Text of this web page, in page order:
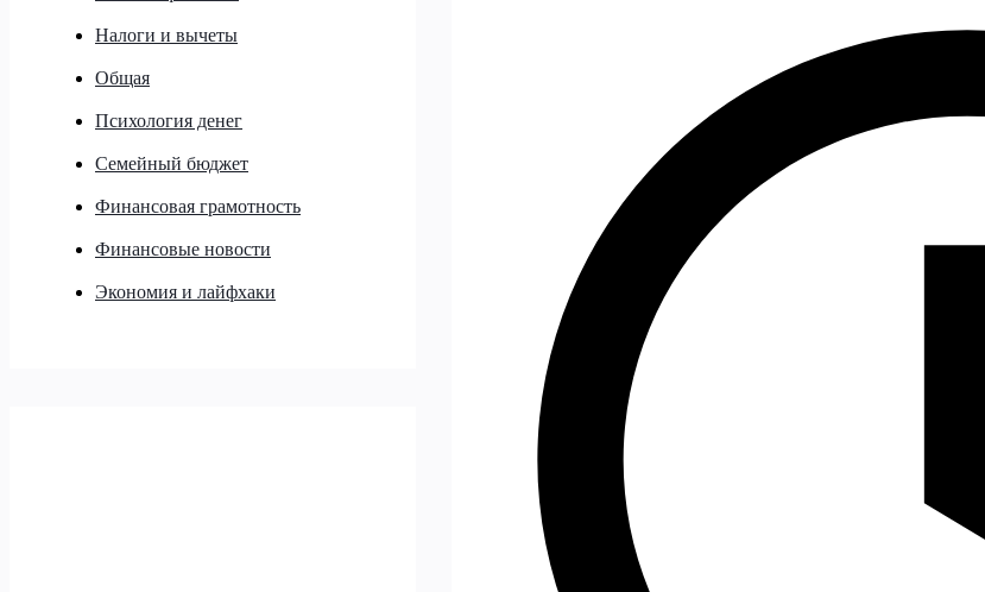
Налоги и вычеты
Общая
Психология денег
Семейный бюджет
Финансовая грамотность
Финансовые новости
Экономия и лайфхаки